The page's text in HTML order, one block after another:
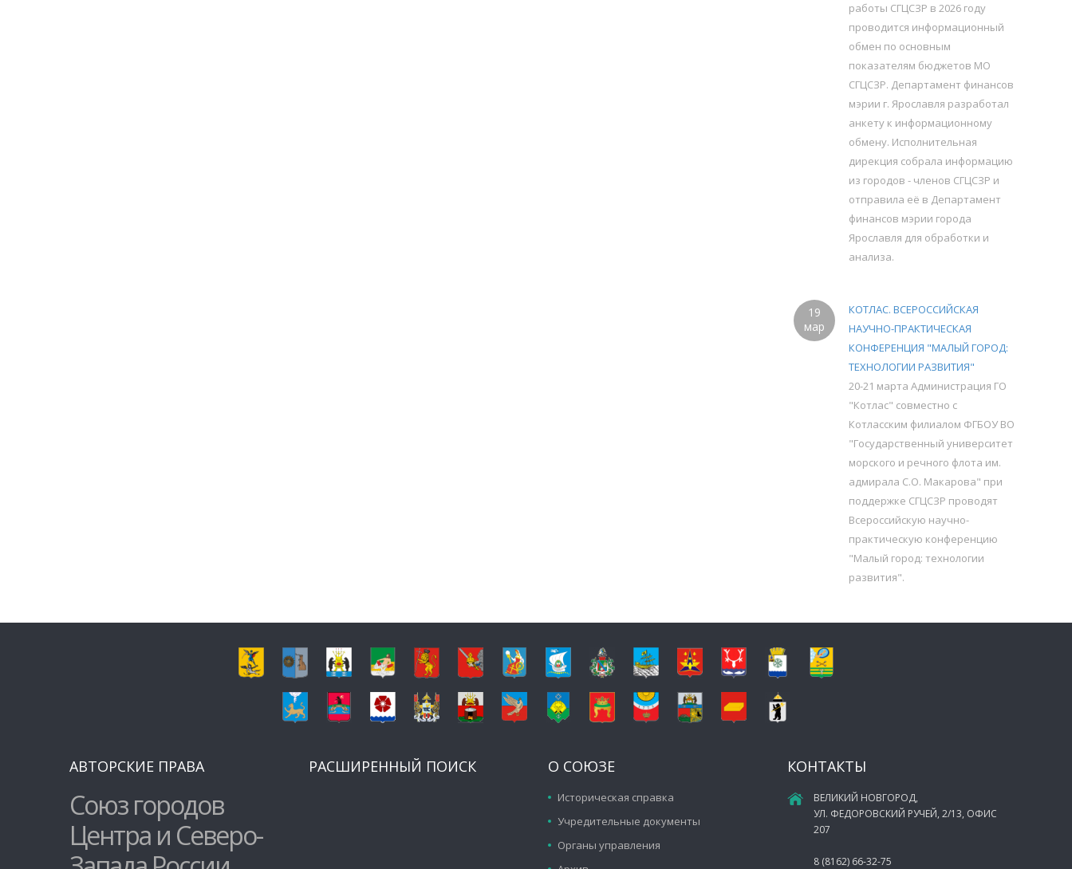
работы СГЦСЗР в 2026 году
проводится информационный
обмен по основным
показателям бюджетов МО
СГЦСЗР. Департамент финансов
мэрии г. Ярославля разработал
анкету к информационному
обмену. Исполнительная
дирекция собрала информацию
из городов - членов СГЦСЗР и
отправила её в Департамент
финансов мэрии города
Ярославля для обработки и
анализа.
19
мар
КОТЛАС. ВСЕРОССИЙСКАЯ
НАУЧНО-ПРАКТИЧЕСКАЯ
КОНФЕРЕНЦИЯ "МАЛЫЙ ГОРОД:
ТЕХНОЛОГИИ РАЗВИТИЯ"
20-21 марта Администрация ГО
"Котлас" совместно с
Котласским филиалом ФГБОУ ВО
"Государственный университет
морского и речного флота им.
адмирала С.О. Макарова" при
поддержке СГЦСЗР проводят
Всероссийскую научно-
практическую конференцию
"Малый город: технологии
развития".
АВТОРСКИЕ ПРАВА
Союз городов
Центра и Северо-
РАСШИРЕННЫЙ ПОИСК О СОЮЗЕ
Историческая справка
Учредительные документы
Органы управления
КОНТАКТЫ
ВЕЛИКИЙ НОВГОРОД,
УЛ. ФЕДОРОВСКИЙ РУЧЕЙ, 2/13, ОФИС
207
8 (8162) 66-32-75